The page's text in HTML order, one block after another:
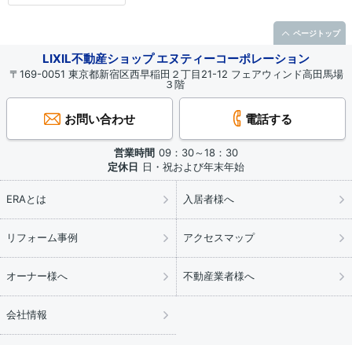
LIXIL不動産ショップ エヌティーコーポレーション
〒169-0051 東京都新宿区西早稲田２丁目21-12 フェアウィンド高田馬場
３階
お問い合わせ 電話する
営業時間 09：30～18：30
定休日 日・祝および年末年始
ERAとは 入居者様へ
リフォーム事例 アクセスマップ
オーナー様へ 不動産業者様へ
会社情報
ページトップ